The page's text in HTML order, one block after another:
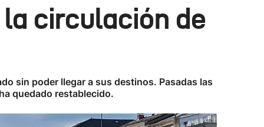
Lo último
circulación de
sin poder llegar a sus destinos. Pasadas las
quedado restablecido.